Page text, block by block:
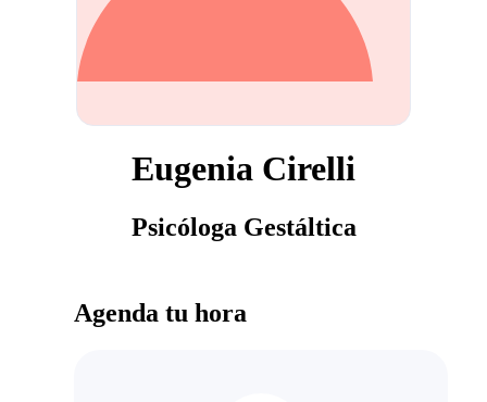
Eugenia Cirelli
Psicóloga Gestáltica
Agenda tu hora